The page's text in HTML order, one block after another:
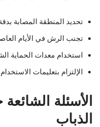
تحديد المنطقة المصابة
تجنب الرش في الأيام
استخدام معدات الحماية
الإلتزام بتعليمات
الأسئلة
الذباب